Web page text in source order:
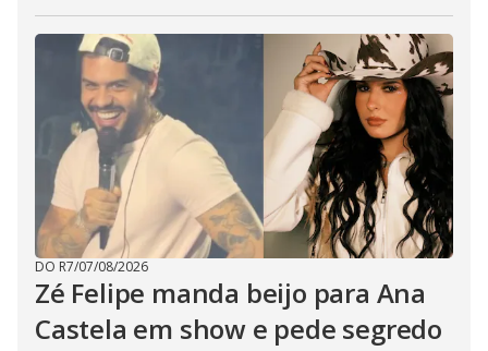
DO R7/07/08/2026
Zé Felipe manda beijo para Ana
Castela em show e pede segredo